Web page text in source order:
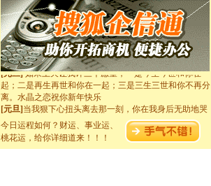
[圣诞节]奉上一颗祝福的心,在这个特别的日子里,愿幸福,
如意,快乐,鲜花,一切美好的祝愿与你同在.圣诞快乐!
[元旦]看到你我会触电；看不到你我要充电；没有你我会
断电。爱你是我职业，想你是我事业，抱你是我特长，吻
你是我专业！水晶之恋祝你新年快乐
[元旦]如果上天让我许三个愿望，一是今生今世和你在一
起；二是再生再世和你在一起；三是三生三世和你不再分
离。水晶之恋祝你新年快乐
[元旦]当我狠下心扭头离去那一刻，你在我身后无助地哭
泣，这痛楚让我明白我多么爱你。我转身抱住你：这猪不
卖了。水晶之恋祝你新年快乐。
[春节]风柔雨润好月圆，半岛铁盒伴身边，每日尽显开心
颜！冬去春来似水如烟，劳碌人生需尽欢！听一曲轻歌，
今日运程如何？财运、事业运、
桃花运，给你详细道来！！！